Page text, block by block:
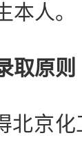
本人。
取原则
京化工